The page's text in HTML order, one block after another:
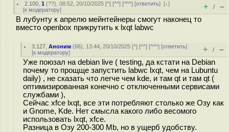
2.100 ,1 (??), 08:52, 20/10/2025 [^] [^^] [^^^] [ответить][↓]
[к модератору] + / –
В лубунту к апрелю мейнтейнеры смогут наконец то
вместо openbox прикрутить к lxqt labwc
3.127 ,Аноним (66), 13:44, 20/10/2025 [^] [^^] [^^^] [ответить]
[к модератору] + / –
Уже поюзал на debian live ( testing, да кстати на Debian
почему то прощще запустить labwc lxqt, чем на Lubuntu
daily) , не сказать что легче чем kde, и там qt и там qt (
оптимизированная конечно с отключенными сервисами
службами ),
Сейчас xfce lxqt, все эти потребляют столько же Озу как
и Gnome, Kde. Нет смысла какого либо весомого
использовать lxqt, xfce.
Разница в Озу 200-300 Mb, но в ущерб удобству.